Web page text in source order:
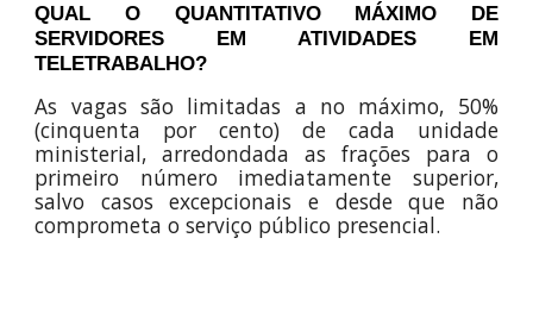
QUAL O QUANTITATIVO MÁXIMO DE
SERVIDORES EM ATIVIDADES EM
TELETRABALHO?
As vagas são limitadas a no máximo, 50%
(cinquenta por cento) de cada unidade
ministerial, arredondada as frações para o
primeiro número imediatamente superior,
salvo casos excepcionais e desde que não
comprometa o serviço público presencial.